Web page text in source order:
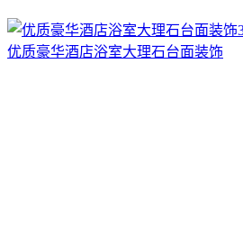
优质豪华酒店浴室大理石台面装饰